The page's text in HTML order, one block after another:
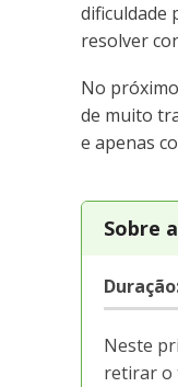
dificuldade
resolver
No
de muito
e apenas
Sobre
Neste
retirar o